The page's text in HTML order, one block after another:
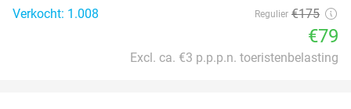
Verkocht: 1.008
Regulier €175
€79
Excl. ca. €3 p.p.p.n. toeristenbelasting